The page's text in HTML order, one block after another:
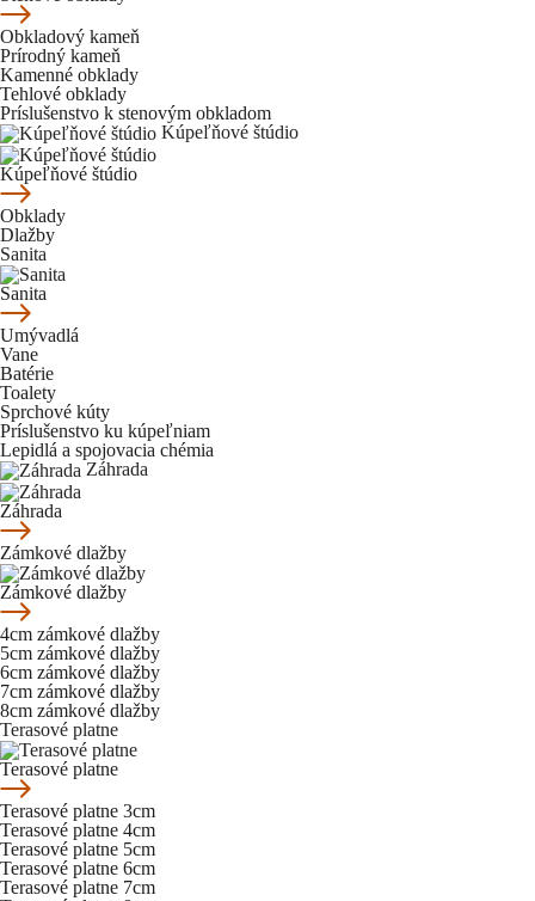
Obkladový kameň
Prírodný kameň
Kamenné obklady
Tehlové obklady
Príslušenstvo k stenovým obkladom
Kúpeľňové štúdio
Kúpeľňové štúdio
Obklady
Dlažby
Sanita
Sanita
Umývadlá
Vane
Batérie
Toalety
Sprchové kúty
Príslušenstvo ku kúpeľniam
Lepidlá a spojovacia chémia
Záhrada
Záhrada
Zámkové dlažby
Zámkové dlažby
4cm zámkové dlažby
5cm zámkové dlažby
6cm zámkové dlažby
7cm zámkové dlažby
8cm zámkové dlažby
Terasové platne
Terasové platne
Terasové platne 3cm
Terasové platne 4cm
Terasové platne 5cm
Terasové platne 6cm
Terasové platne 7cm